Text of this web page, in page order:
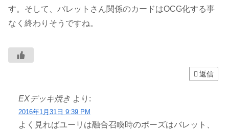
す。そして、バレットさん関係のカードはOCG化する事
なく終わりそうですね。
返信
EXデッキ焼き より:
2016年1月31日 9:39 PM
よく見ればユーリは融合召喚時のポーズはバレット、